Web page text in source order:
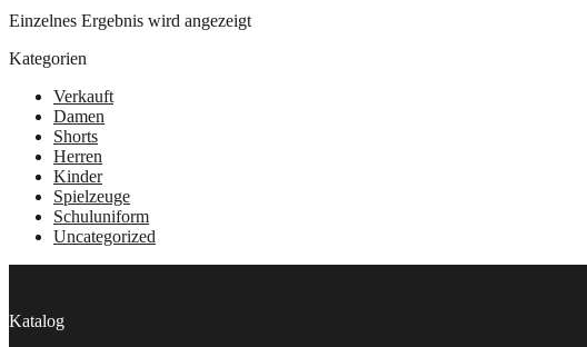
Einzelnes Ergebnis wird angezeigt
Kategorien
Verkauft
Damen
Shorts
Herren
Kinder
Spielzeuge
Schuluniform
Uncategorized
Katalog